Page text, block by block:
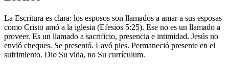
La Escritura es clara: los esposos son llamados a amar a sus esposas
como Cristo amó a la iglesia (Efesios 5:25). Ese no es un llamado a
proveer. Es un llamado a sacrificio, presencia e intimidad. Jesús no
envió cheques. Se presentó. Lavó pies. Permaneció presente en el
sufrimiento. Dio Su vida, no Su currículum.